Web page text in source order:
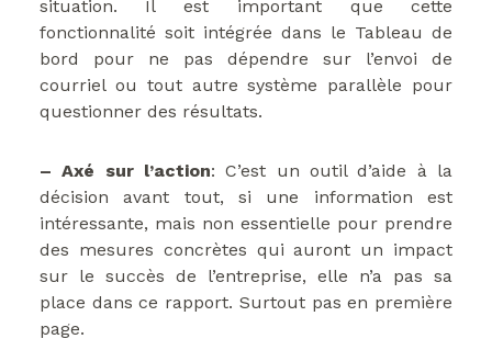
situation. Il est important que cette
fonctionnalité soit intégrée dans le Tableau de
bord pour ne pas dépendre sur l’envoi de
courriel ou tout autre système parallèle pour
questionner des résultats.
– Axé sur l’action: C’est un outil d’aide à la
décision avant tout, si une information est
intéressante, mais non essentielle pour prendre
des mesures concrètes qui auront un impact
sur le succès de l’entreprise, elle n’a pas sa
place dans ce rapport. Surtout pas en première
page.